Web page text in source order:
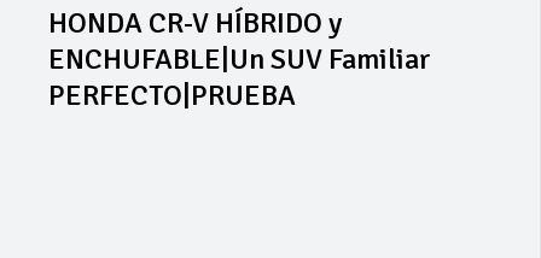
HONDA CR-V HÍBRIDO y
ENCHUFABLE|Un SUV Familiar
PERFECTO|PRUEBA